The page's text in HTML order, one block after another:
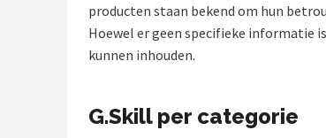
Toernooien
Uitgooilijst
producten staan bekend om hun
Hoewel er geen specifieke informatie
kunnen inhouden.
G.Skill per categorie